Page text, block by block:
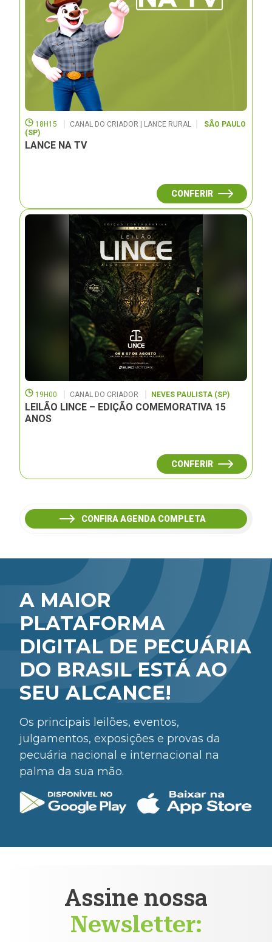
18H15 CANAL DO CRIADOR | LANCE RURAL
SÃO PAULO
(SP)
LANCE NA TV
CONFERIR
19H00 CANAL DO CRIADOR NEVES PAULISTA (SP)
LEILÃO LINCE – EDIÇÃO COMEMORATIVA 15
ANOS
CONFERIR
CONFIRA AGENDA COMPLETA
A MAIOR
PLATAFORMA
DIGITAL DE PECUÁRIA
DO BRASIL ESTÁ AO
SEU ALCANCE!
Os principais leilões, eventos,
julgamentos, exposições e provas da
pecuária nacional e internacional na
palma da sua mão.
Assine nossa
Newsletter: